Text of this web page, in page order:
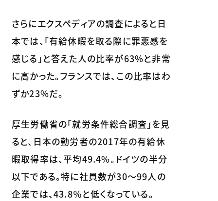
さらにエクスペディアの調査によると日
本では、「有給休暇を取る際に罪悪感を
感じる」と答えた人の比率が63%と非常
に高かった。フランスでは、この比率はわ
ずか23%だ。
厚生労働省の「就労条件総合調査」を見
ると、日本の勤労者の2017年の有給休
暇取得率は、平均49.4%。ドイツの半分
以下である。特に社員数が30～99人の
企業では、43.8％と低くなっている。